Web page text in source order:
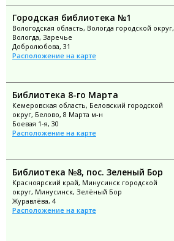
Городская библиотека №1
Вологодская область, Вологда городской округ,
Вологда, Заречье
Добролюбова, 31
Расположение на карте
Библиотека 8-го Марта
Кемеровская область, Беловский городской
округ, Белово, 8 Марта м-н
Боевая 1-я, 30
Расположение на карте
Библиотека №8, пос. Зеленый Бор
Красноярский край, Минусинск городской
округ, Минусинск, Зелёный Бор
Журавлёва, 4
Расположение на карте